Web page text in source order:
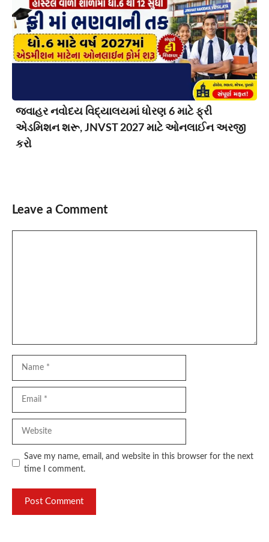
જવાહર નવોદય વિદ્યાલયમાં ધોરણ 6 માટે ફ્રી
એડમિશન શરૂ, JNVST 2027 માટે ઓનલાઈન અરજી
કરો
Leave a Comment
Save my name, email, and website in this browser for the next
time I comment.